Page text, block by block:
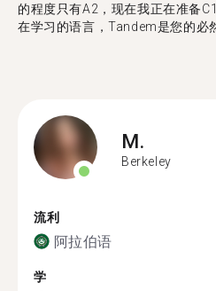
的程度只有A2，现在我正在准备
在学习的语言，Tandem是您的必
M.
Berkeley
流利
阿拉伯语
学